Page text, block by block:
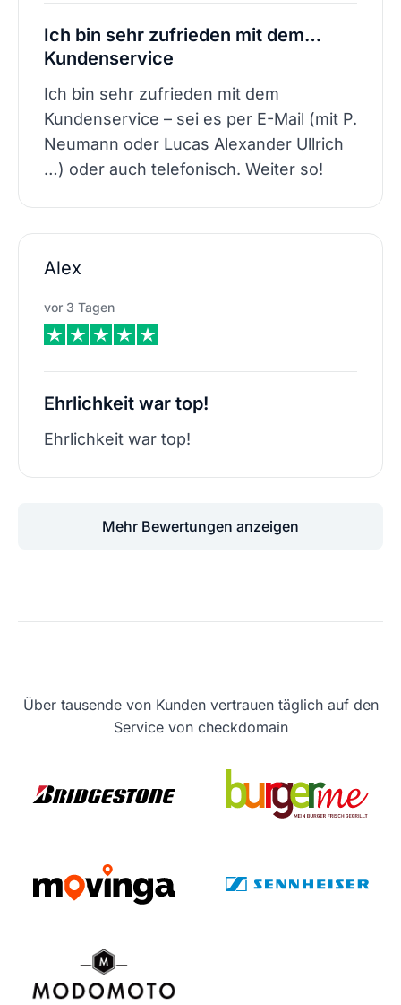
Ich bin sehr zufrieden mit dem…
Kundenservice
Ich bin sehr zufrieden mit dem
Kundenservice – sei es per E-Mail (mit P.
Neumann oder Lucas Alexander Ullrich
…) oder auch telefonisch. Weiter so!
Alex
vor 3 Tagen
Ehrlichkeit war top!
Ehrlichkeit war top!
Mehr Bewertungen anzeigen
Über tausende von Kunden vertrauen täglich auf den
Service von checkdomain